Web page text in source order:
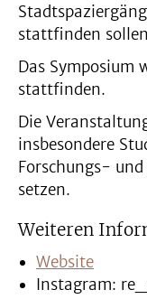
stattfinden
Das Symposium
stattfinden.
Die
insbesondere
Forschungs-
setzen.
Weiteren
Website
Instagram: